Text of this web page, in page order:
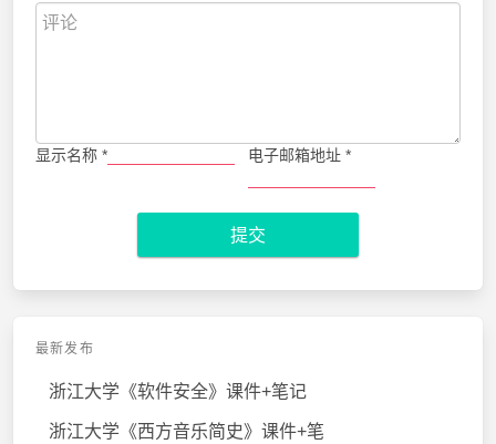
显示名称 * 电子邮箱地址 *
提交
最新发布
浙江大学《软件安全》课件+笔记
浙江大学《西方音乐简史》课件+笔